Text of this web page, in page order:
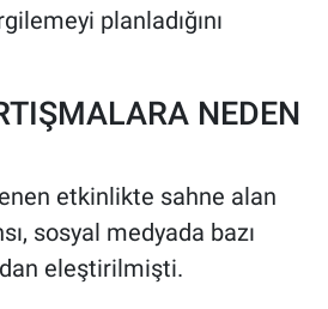
planladığını
NEDEN
etkinlikte sahne alan
sosyal medyada bazı
eleştirilmişti.